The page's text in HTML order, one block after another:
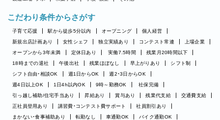
こだわり条件からさがす
子育て応援 駅から徒歩5分以内 オープニング
個人経営
新規出店計画あり
女性シェフ 独立実績あり コンテスト常連
上場企業
オープンから3年未満
定休日あり 実働7.5時間
残業月20時間以下
18時までの退社
午後出社 残業ほぼなし 早上がりあり
シフト制
シフト自由・相談OK
週1日からOK
週2・3日からOK
週4日以上OK
1日4h以内OK 9時～勤務OK
社保完備
引っ越し補助/住宅手当あり
昇給あり 賞与あり 残業代支給
交通費支給
正社員登用あり
講習費・コンテスト費サポート
社員割引あり
まかない・食事補助あり
転勤なし 車通勤OK
バイク通勤OK